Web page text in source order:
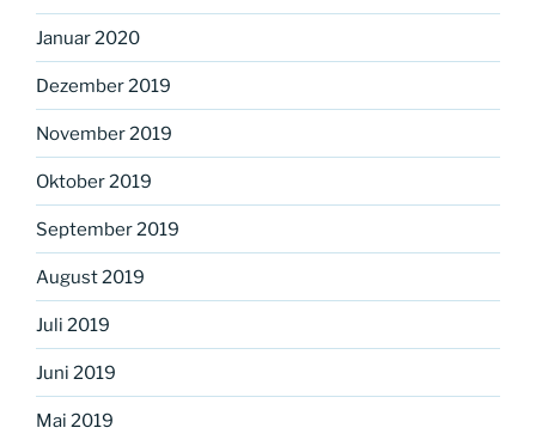
Januar 2020
Dezember 2019
November 2019
Oktober 2019
September 2019
August 2019
Juli 2019
Juni 2019
Mai 2019